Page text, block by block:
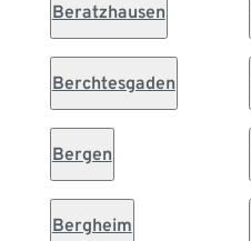
Beratzhausen
Berchtesgaden
Bergen
Bergheim